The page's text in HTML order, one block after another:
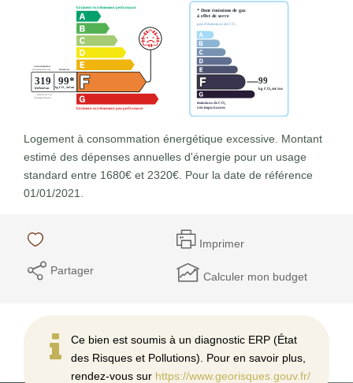
Logement à consommation énergétique excessive. Montant
estimé des dépenses annuelles d'énergie pour un usage
standard entre 1680€ et 2320€. Pour la date de référence
01/01/2021.
Imprimer
Partager Calculer mon budget
Ce bien est soumis à un diagnostic ERP (État
des Risques et Pollutions). Pour en savoir plus,
rendez-vous sur https://www.georisques.gouv.fr/